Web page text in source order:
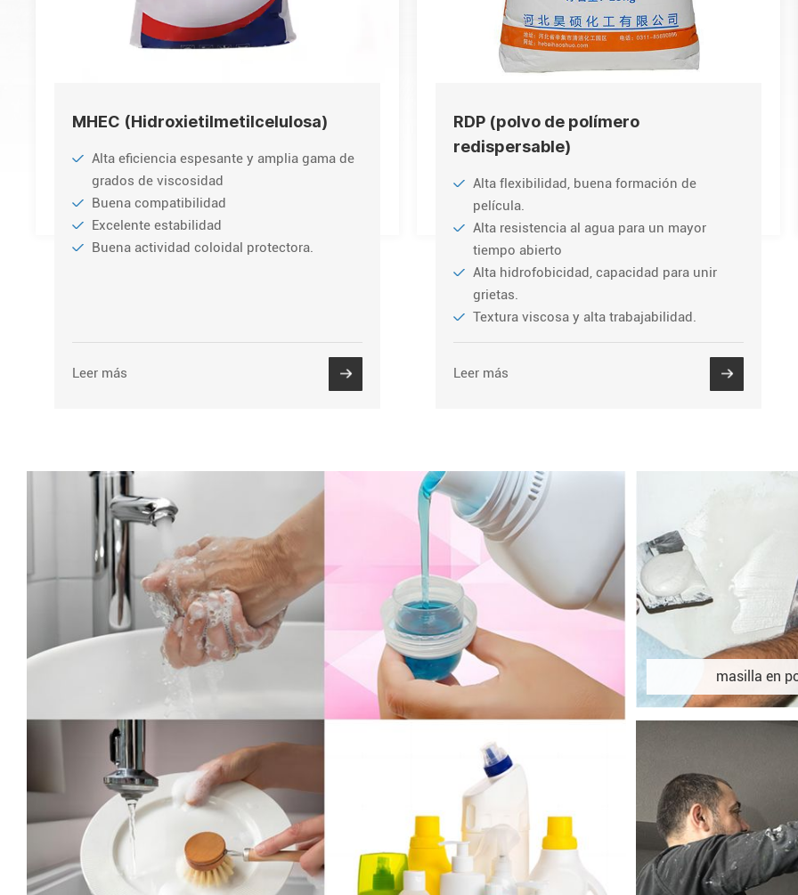
MHEC (Hidroxietilmetilcelulosa)
Alta eficiencia espesante y amplia gama de
grados de viscosidad
Buena compatibilidad
Excelente estabilidad
Buena actividad coloidal protectora.
Leer más
RDP (polvo de polímero
redispersable)
Alta flexibilidad, buena formación de
película.
Alta resistencia al agua para un mayor
tiempo abierto
Alta hidrofobicidad, capacidad para unir
grietas.
Textura viscosa y alta trabajabilidad.
Leer más
masilla en